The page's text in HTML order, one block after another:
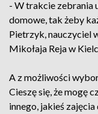
- W trakcie zebrania
domowe, tak żeby
Pietrzyk, nauczyciel
Mikołaja Reja w
A z możliwości
Cieszę się, że mogę
innego, jakieś